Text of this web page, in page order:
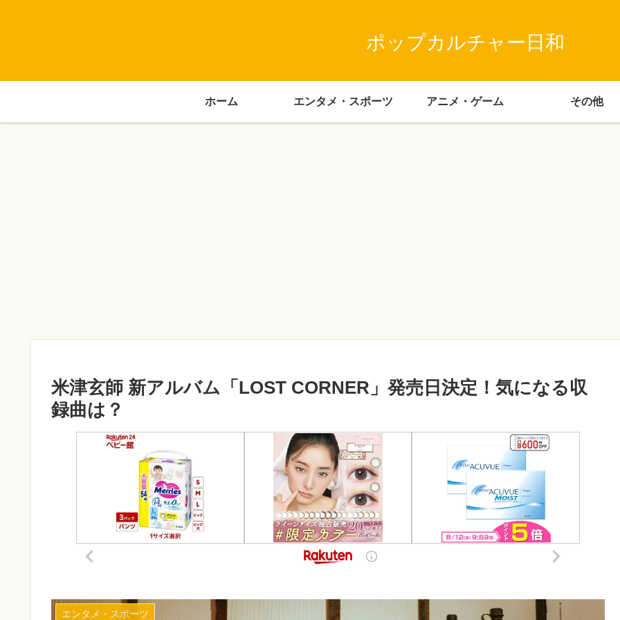
ポップカルチャー日和
ホーム エンタメ・スポーツ アニメ・ゲーム その他
米津玄師 新アルバム「LOST CORNER」発売日決定！気になる収
録曲は？
エンタメ・スポーツ